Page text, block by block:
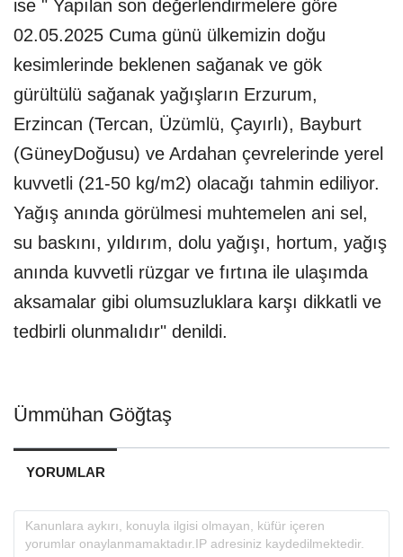
ise " Yapılan son değerlendirmelere göre
02.05.2025 Cuma günü ülkemizin doğu
kesimlerinde beklenen sağanak ve gök
gürültülü sağanak yağışların Erzurum,
Erzincan (Tercan, Üzümlü, Çayırlı), Bayburt
(GüneyDoğusu) ve Ardahan çevrelerinde yerel
kuvvetli (21-50 kg/m2) olacağı tahmin ediliyor.
Yağış anında görülmesi muhtemelen ani sel,
su baskını, yıldırım, dolu yağışı, hortum, yağış
anında kuvvetli rüzgar ve fırtına ile ulaşımda
aksamalar gibi olumsuzluklara karşı dikkatli ve
tedbirli olunmalıdır" denildi.
Ümmühan Göğtaş
YORUMLAR